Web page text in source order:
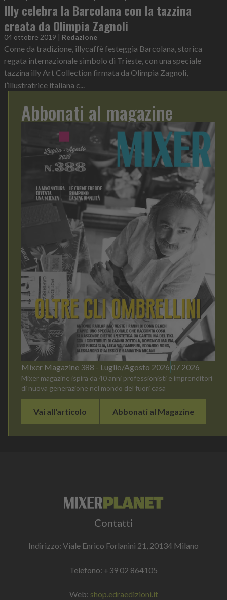
Illy celebra la Barcolana con la tazzina
creata da Olimpia Zagnoli
04 ottobre 2019 | Redazione
Come da tradizione, illycaffè festeggia Barcolana, storica
regata internazionale simbolo di Trieste, con una speciale
tazzina illy Art Collection firmata da Olimpia Zagnoli,
l’illustratrice italiana c...
Abbonati al magazine
Mixer Magazine 388 - Luglio/Agosto 2026 07 2026
Mixer magazine ispira da 40 anni professionisti e imprenditori
di nuova generazione nel mondo del fuori casa
Vai all'articolo Abbonati al Magazine
Contatti
Indirizzo: Viale Enrico Forlanini 21, 20134 Milano
Telefono: +39 02 864105
Web: shop.edraedizioni.it